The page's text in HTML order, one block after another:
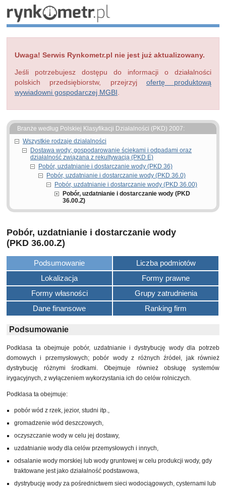
Uwaga! Serwis Rynkometr.pl nie jest już aktualizowany.
Jeśli potrzebujesz dostępu do informacji o działalności
polskich przedsiębiorstw, przejrzyj ofertę produktową
wywiadowni gospodarczej MGBI
Branże według Polskiej Klasyfikacji Działalności (PKD) 2007:
Wszystkie rodzaje działalności
Dostawa wody; gospodarowanie ściekami i odpadami oraz
działalność związana z rekultywacją (PKD E)
Pobór, uzdatnianie i dostarczanie wody (PKD 36)
Pobór, uzdatnianie i dostarczanie wody (PKD 36.0)
Pobór, uzdatnianie i dostarczanie wody (PKD 36.00)
Pobór, uzdatnianie i dostarczanie wody (PKD
36.00.Z)
Pobór, uzdatnianie i dostarczanie wody
(PKD 36.00.Z)
Podsumowanie
Liczba podmiotów
Lokalizacja
Formy prawne
Formy własności
Grupy zatrudnienia
Dane finansowe
Ranking firm
Podsumowanie
Podklasa ta obejmuje pobór, uzdatnianie i dystrybucję wody dla potrzeb
domowych i przemysłowych; pobór wody z różnych źródeł, jak również
dystrybucję różnymi środkami. Obejmuje również obsługę systemów
irygacyjnych, z wyłączeniem wykorzystania ich do celów rolniczych.
Podklasa ta obejmuje:
pobór wód z rzek, jezior, studni itp.,
gromadzenie wód deszczowych,
oczyszczanie wody w celu jej dostawy,
uzdatnianie wody dla celów przemysłowych i innych,
odsalanie wody morskiej lub wody gruntowej w celu produkcji wody, gdy
traktowane jest jako działalność podstawowa,
dystrybucję wody za pośrednictwem sieci wodociągowych, cysternami lub